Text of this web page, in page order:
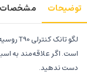
توضیحات
لگو تانک کنترلی T90 روسیه یکی از پرفروش‌ترین محصولات در دسته بندی
است. اگر علاقه‌مند به
دست ندهید.